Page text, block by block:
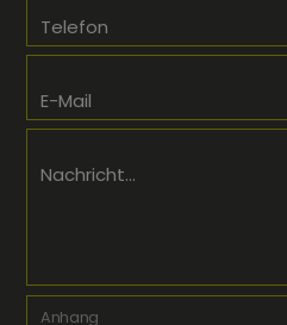
Telefon
E-Mail
Nachricht...
Anhang